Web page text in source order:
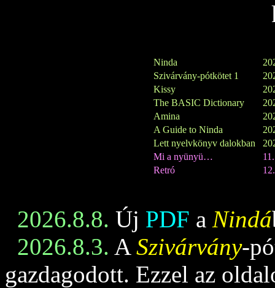
Ninda
Szivárvány-pótkötet 1
Kissy
The BASIC Dictionary
Amina
A Guide to Ninda
Lett nyelvkönyv dalokban
Mi a nyünyü…
Retró
2026.8.8. Új PDF a Nindá
2026.8.3. A Szivárvány-
gazdagodott. Ezzel az